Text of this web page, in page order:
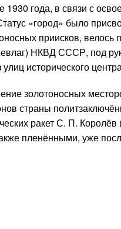
года, в связи с
«город» было
приисков, велось
НКВД СССР, под
исторического
золотоносных
страны
ракет С. П.
пленёнными, уже